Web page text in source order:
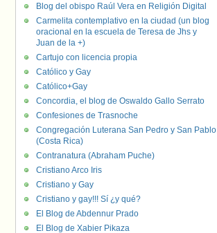
Blog del obispo Raúl Vera en Religión Digital
Carmelita contemplativo en la ciudad (un blog
oracional en la escuela de Teresa de Jhs y
Juan de la +)
Cartujo con licencia propia
Católico y Gay
Católico+Gay
Concordia, el blog de Oswaldo Gallo Serrato
Confesiones de Trasnoche
Congregación Luterana San Pedro y San Pablo
(Costa Rica)
Contranatura (Abraham Puche)
Cristiano Arco Iris
Cristiano y Gay
Cristiano y gay!!! Sí ¿y qué?
El Blog de Abdennur Prado
El Blog de Xabier Pikaza